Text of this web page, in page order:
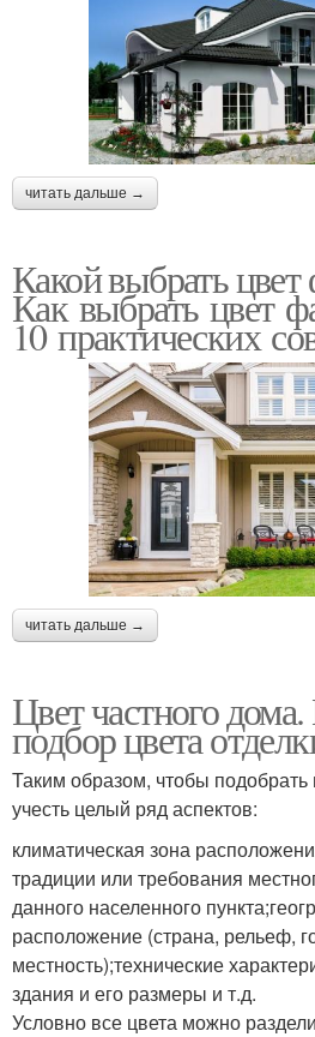
читать дальше →
Какой выбрать цвет
Как выбрать цвет
10 практических
читать дальше →
Цвет частного
подбор цвета
Таким образом, чтобы
учесть целый ряд аспектов:
климатическая зона
традиции или требования
данного населенного
расположение (страна, рельеф,
местность);технические
здания и его размеры и т.д.
Условно все цвета можно